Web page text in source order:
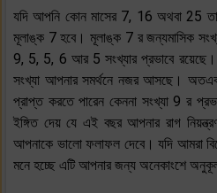
যদি আপনি কোন মাসের 7, 16 অথবা 25
মূলাঙ্ক 7 হবে। মূলাঙ্ক 7 র জন্যমাসিক
9, 5, 5, 6 আর 5 সংখ্যার প্রভাবে রয়েছে।
সংখ্যা আপনার সমর্থনে নজর আসছে।
প্রাপ্ত করতে পারেন কেননা সংখ্যা 9 র
ইঙ্গিত দেয় যে এই বছর আপনার রাগ
আপনাকে ভালো ফলাফল দেবে। যদি আমরা
মনে হচ্ছে এটি আপনার জন্য অনেকাংশে